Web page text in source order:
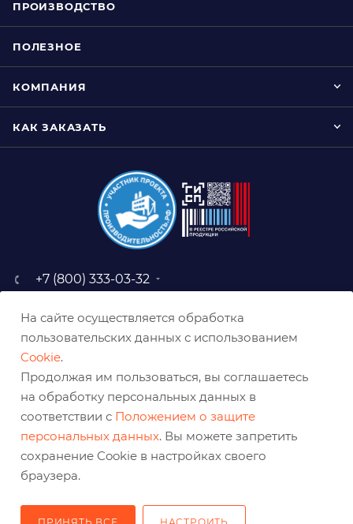
ПРОИЗВОДСТВО
ПОЛЕЗНОЕ
КОМПАНИЯ
КАК ЗАКАЗАТЬ
+7 (800) 333-03-32
baz@belabraziv.ru
308009, Россия, г. Белгород,
На сайте осуществляется обработка
пользовательских данных с использованием
Cookie.
Продолжая им пользоваться, вы соглашаетесь
на обработку персональных данных в
соответствии с Положением о защите
персональных данных. Вы можете запретить
сохранение Cookie в настройках своего
браузера.